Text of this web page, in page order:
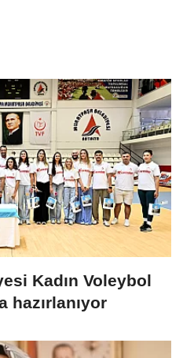
Kadın Voleybol
hazırlanıyor